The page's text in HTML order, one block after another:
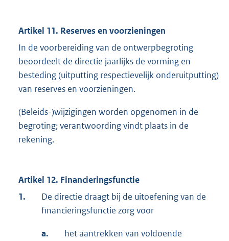
Artikel 11. Reserves en voorzieningen
In de voorbereiding van de ontwerpbegroting
beoordeelt de directie jaarlijks de vorming en
besteding (uitputting respectievelijk onderuitputting)
van reserves en voorzieningen.
(Beleids-)wijzigingen worden opgenomen in de
begroting; verantwoording vindt plaats in de
rekening.
Artikel 12. Financieringsfunctie
1.
De directie draagt bij de uitoefening van de
financieringsfunctie zorg voor
a.
het aantrekken van voldoende